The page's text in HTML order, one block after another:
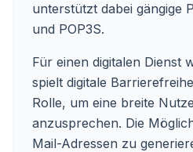
unterstützt dabei gängige
und POP3S.
Für einen digitalen Dienst
spielt digitale
Rolle, um eine breite
anzusprechen. Die
Mail-Adressen zu